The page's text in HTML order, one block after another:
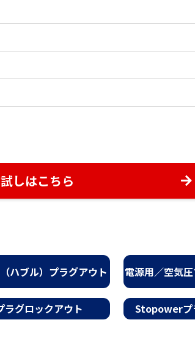
しはこちら
ハブル）プラグアウト 電源用／空気
ラグロックアウト Stopowerプ